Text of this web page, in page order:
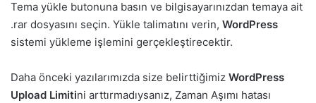
Tema yükle butonuna basın ve bilgisayarınızdan temaya ait
.rar dosyasını seçin. Yükle talimatını verin, WordPress
sistemi yükleme işlemini gerçekleştirecektir.
Daha önceki yazılarımızda size belirttiğimiz WordPress
Upload Limitini arttırmadıysanız, Zaman Aşımı hatası